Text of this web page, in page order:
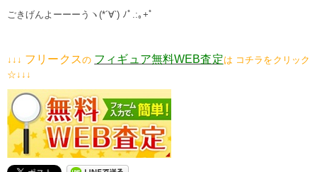
ごきげんよーーーうヽ(*´∀`) ﾉﾟ.:｡+ﾟ
↓↓↓ フリークスの フィギュア無料WEB査定は コチラをクリック
☆↓↓↓